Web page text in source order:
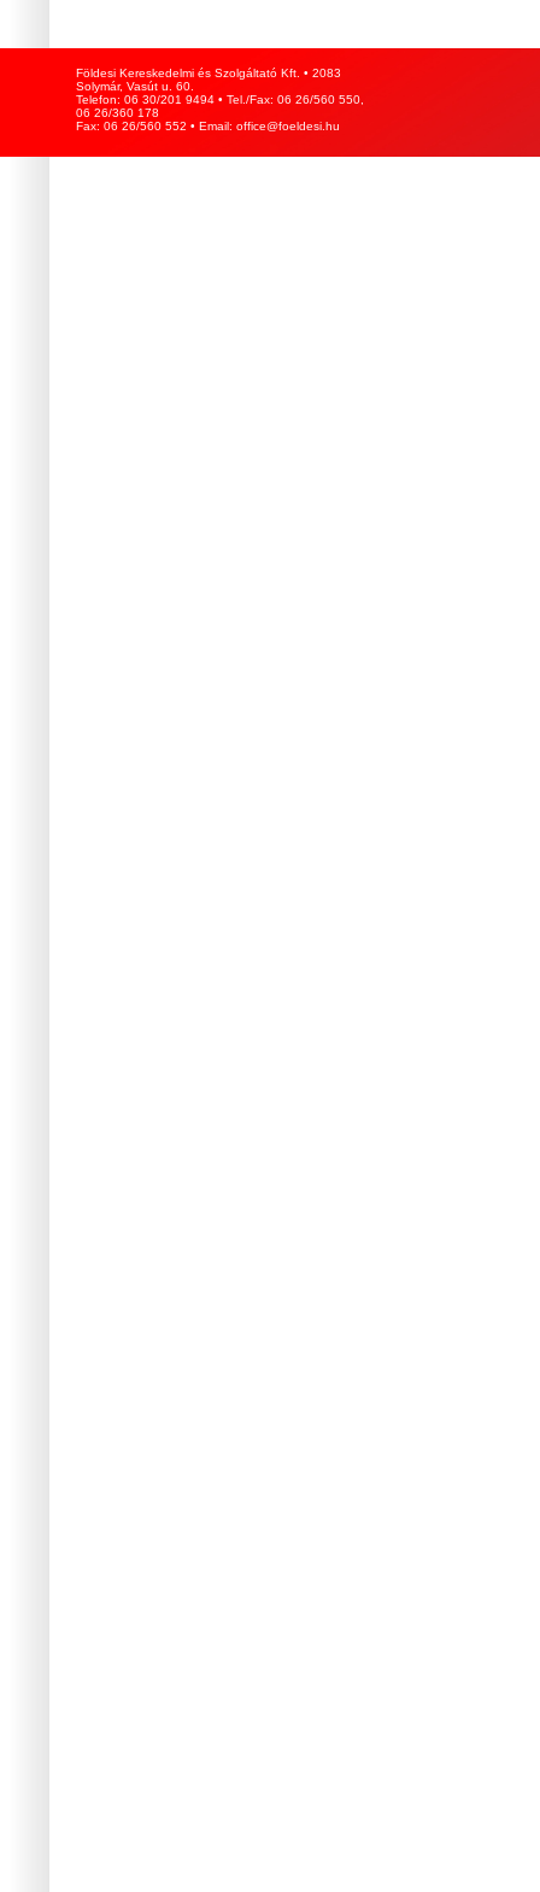
Földesi Kereskedelmi és Szolgáltató Kft. • 2083
Solymár, Vasút u. 60.
Telefon: 06 30/201 9494 • Tel./Fax: 06 26/560 550,
06 26/360 178
Fax: 06 26/560 552 • Email: office@foeldesi.hu